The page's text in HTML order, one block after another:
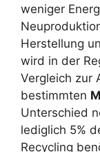
weniger
Herstellung
wird in der
Vergleich zur
bestimmten
Unterschied
lediglich 5%
Recycling